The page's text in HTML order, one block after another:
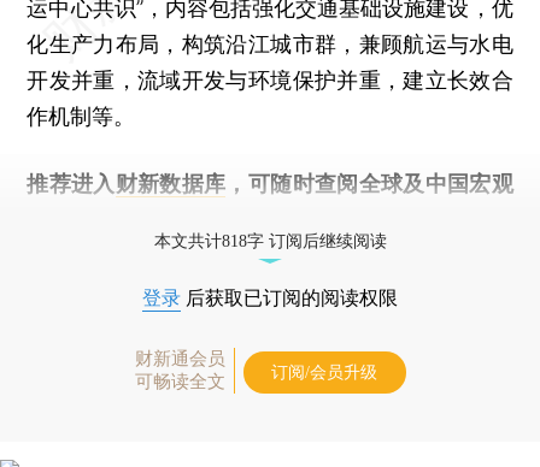
运中心共识”，内容包括强化交通基础设施建设，优
化生产力布局，构筑沿江城市群，兼顾航运与水电
开发并重，流域开发与环境保护并重，建立长效合
作机制等。
推荐进入 财新数据库 ，可随时查阅全球及中国宏观
本文共计818字 订阅后继续阅读
登录 后获取已订阅的阅读权限
财新通会员
可畅读全文
订阅/会员升级